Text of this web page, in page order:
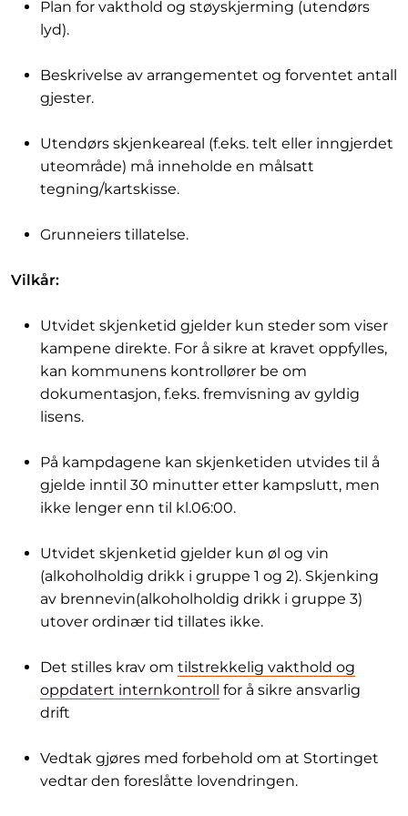
Plan for vakthold og støyskjerming (utendørs
lyd).
Beskrivelse av arrangementet og forventet antall
gjester.
Utendørs skjenkeareal (f.eks. telt eller inngjerdet
uteområde) må inneholde en målsatt
tegning/kartskisse.
Grunneiers tillatelse.
Vilkår:
Utvidet skjenketid gjelder kun steder som viser
kampene direkte. For å sikre at kravet oppfylles,
kan kommunens kontrollører be om
dokumentasjon, f.eks. fremvisning av gyldig
lisens.
På kampdagene kan skjenketiden utvides til å
gjelde inntil 30 minutter etter kampslutt, men
ikke lenger enn til kl.06:00.
Utvidet skjenketid gjelder kun øl og vin
(alkoholholdig drikk i gruppe 1 og 2). Skjenking
av brennevin(alkoholholdig drikk i gruppe 3)
utover ordinær tid tillates ikke.
Det stilles krav om tilstrekkelig vakthold og
oppdatert internkontroll for å sikre ansvarlig
drift
Vedtak gjøres med forbehold om at Stortinget
vedtar den foreslåtte lovendringen.